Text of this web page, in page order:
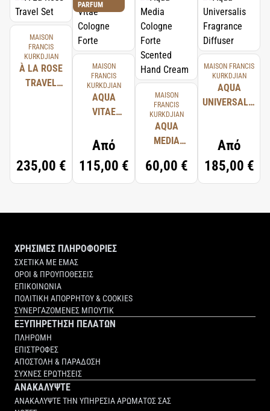
MAISON
FRANCIS
KURKDJIAN
À LA ROSE
TRAVEL
235,00 €
PARFUM
MAISON
FRANCIS
KURKDJIAN
AQUA
VITAE
FORTE
Από
115,00 €
MAISON
FRANCIS
KURKDJIAN
AQUA
MEDIA
FORTE
SCENTED
CREAM
60,00 €
MAISON FRANCIS
KURKDJIAN
AQUA
UNIVERSALIS
Από
185,00 €
ΧΡΗΣΙΜΕΣ ΠΛΗΡΟΦΟΡΙΕΣ
ΣΧΕΤΙΚΑ ΜΕ ΕΜΑΣ
ΟΡΟΙ & ΠΡΟΥΠΟΘΕΣΕΙΣ
ΕΠΙΚΟΙΝΩΝΙΑ
ΠΟΛΙΤΙΚΗ ΑΠΟΡΡΗΤΟΥ & COOKIES
ΣΥΝΕΡΓΑΖΟΜΕΝΕΣ ΜΠΟΥΤΙΚ
ΕΞΥΠΗΡΕΤΗΣΗ ΠΕΛΑΤΩΝ
ΠΛΗΡΩΜΗ
ΕΠΙΣΤΡΟΦΕΣ
ΑΠΟΣΤΟΛΗ & ΠΑΡΑΔΟΣΗ
ΣΥΧΝΕΣ ΕΡΩΤΗΣΕΙΣ
ΑΝΑΚΑΛΥΨΤΕ
ΑΝΑΚΑΛΥΨΤΕ ΤΗΝ ΥΠΗΡΕΣΙΑ ΑΡΩΜΑΤΟΣ ΣΑΣ